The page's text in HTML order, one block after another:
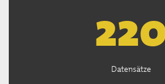
222
Datensätze